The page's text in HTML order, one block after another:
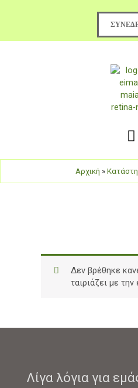
Αρχική »
Δεν βρέθηκε
ταιριάζει με
Λίγα λόγια για